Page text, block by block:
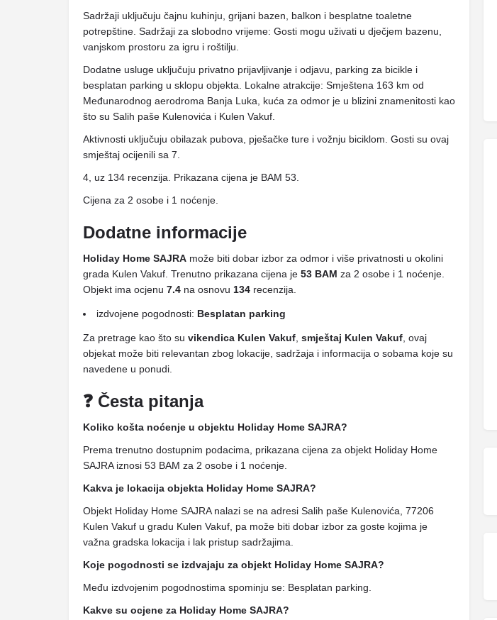
Sadržaji uključuju čajnu kuhinju, grijani bazen, balkon i besplatne toaletne
potrepštine. Sadržaji za slobodno vrijeme: Gosti mogu uživati ​​u dječjem bazenu,
vanjskom prostoru za igru ​​i roštilju.
Dodatne usluge uključuju privatno prijavljivanje i odjavu, parking za bicikle i
besplatan parking u sklopu objekta. Lokalne atrakcije: Smještena 163 km od
Međunarodnog aerodroma Banja Luka, kuća za odmor je u blizini znamenitosti kao
što su Salih paše Kulenovića i Kulen Vakuf.
Aktivnosti uključuju obilazak pubova, pješačke ture i vožnju biciklom. Gosti su ovaj
smještaj ocijenili sa 7.
4, uz 134 recenzija. Prikazana cijena je BAM 53.
Cijena za 2 osobe i 1 noćenje.
Dodatne informacije
Holiday Home SAJRA može biti dobar izbor za odmor i više privatnosti u okolini
grada Kulen Vakuf. Trenutno prikazana cijena je 53 BAM za 2 osobe i 1 noćenje.
Objekt ima ocjenu 7.4 na osnovu 134 recenzija.
izdvojene pogodnosti: Besplatan parking
Za pretrage kao što su vikendica Kulen Vakuf smještaj Kulen Vakuf , ovaj
objekat može biti relevantan zbog lokacije, sadržaja i informacija o sobama koje su
navedene u ponudi.
❓ Česta pitanja
Koliko košta noćenje u objektu Holiday Home SAJRA?
Prema trenutno dostupnim podacima, prikazana cijena za objekt Holiday Home
SAJRA iznosi 53 BAM za 2 osobe i 1 noćenje.
Kakva je lokacija objekta Holiday Home SAJRA?
Objekt Holiday Home SAJRA nalazi se na adresi Salih paše Kulenovića, 77206
Kulen Vakuf u gradu Kulen Vakuf, pa može biti dobar izbor za goste kojima je
važna gradska lokacija i lak pristup sadržajima.
Koje pogodnosti se izdvajaju za objekt Holiday Home SAJRA?
Među izdvojenim pogodnostima spominju se: Besplatan parking.
Kakve su ocjene za Holiday Home SAJRA?